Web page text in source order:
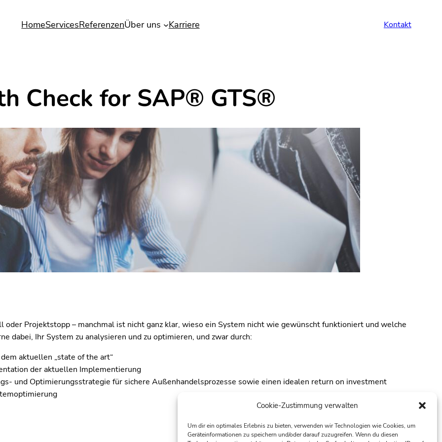
Cookie-Zustimmung verwalten
Um dir ein optimales Erlebnis zu bieten, verwenden wir Technologien wie Cookies, um
Geräteinformationen zu speichern und/oder darauf zuzugreifen. Wenn du diesen
HomeServicesReferenzenÜber uns Karriere Kontakt
Check for SAP® GTS®
Projektstopp – manchmal ist nicht ganz klar, wieso ein System nicht wie gewünscht funktioniert und welche
dabei, Ihr System zu analysieren und zu optimieren, und zwar durch:
aktuellen „state of the art“
der aktuellen Implementierung
und Optimierungsstrategie für sichere Außenhandelsprozesse sowie einen idealen return on investment